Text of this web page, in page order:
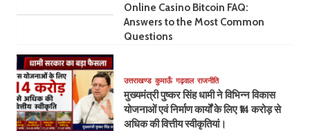
Online Casino Bitcoin FAQ:
Answers to the Most Common
Questions
उत्तराखण्ड कुमाऊँ गढ़वाल राजनीति
मुख्यमंत्री पुष्कर सिंह धामी ने विभिन्न विकास
योजनाओं एवं निर्माण कार्यों के लिए ₹14 करोड़ से
अधिक की वित्तीय स्वीकृतियां।